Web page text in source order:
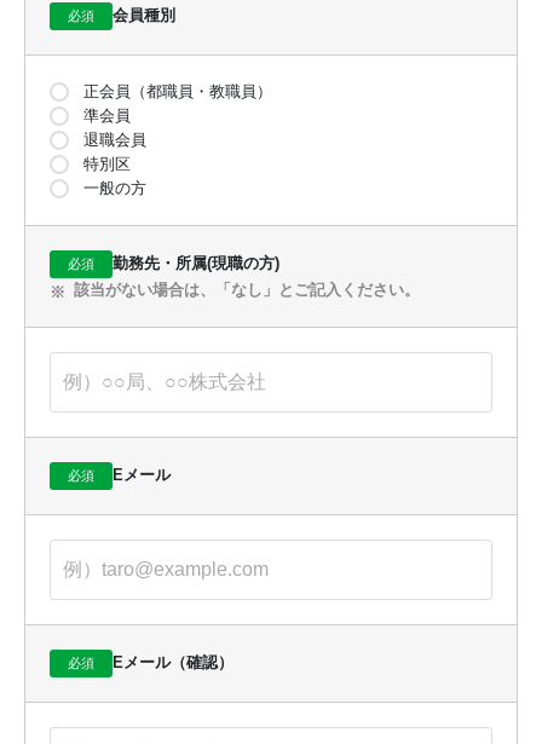
上記の利用目的を変更する場合には、相当の関連性を有すると
合理的に認められる範囲に限り行うこととし、変更する場合に
は、その内容をご本人に対し、原則として書面等（電磁的記録
を含む。以下同じ。）により通知し、またはホームページ（Ｕ
ＲＬ）等により公表いたします。
当社に対し保険業務の委託を行う保険会社の利用目的は、各社
のホームページ（以下）、書面等に記載してあります。
損害保険ジャパン株式会社
東京海上日動火災保険株式会社
三井住友海上火災保険株式会社
セコム損害保険株式会社
あいおいニッセイ同和損害保険株式会社
生命保険
三井住友海上あいおい生命保険株式会社
アクサ生命保険株式会社
必須 会員種別
正会員（都職員・教職員）
準会員
退職会員
特別区
一般の方
必須
勤務先・所属(現職の方)
該当がない場合は、「なし」とご記入ください。
必須 Eメール
必須 Eメール（確認）